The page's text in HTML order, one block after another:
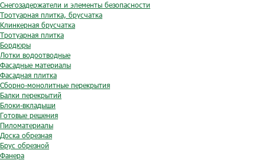
Снегозадержатели и элементы безопасности
Тротуарная плитка, брусчатка
Клинкерная брусчатка
Тротуарная плитка
Бордюры
Лотки водоотводные
Фасадные материалы
Фасадная плитка
Сборно-монолитные перекрытия
Балки перекрытий
Блоки-вкладыши
Готовые решения
Пиломатериалы
Доска обрезная
Брус обрезной
Фанера